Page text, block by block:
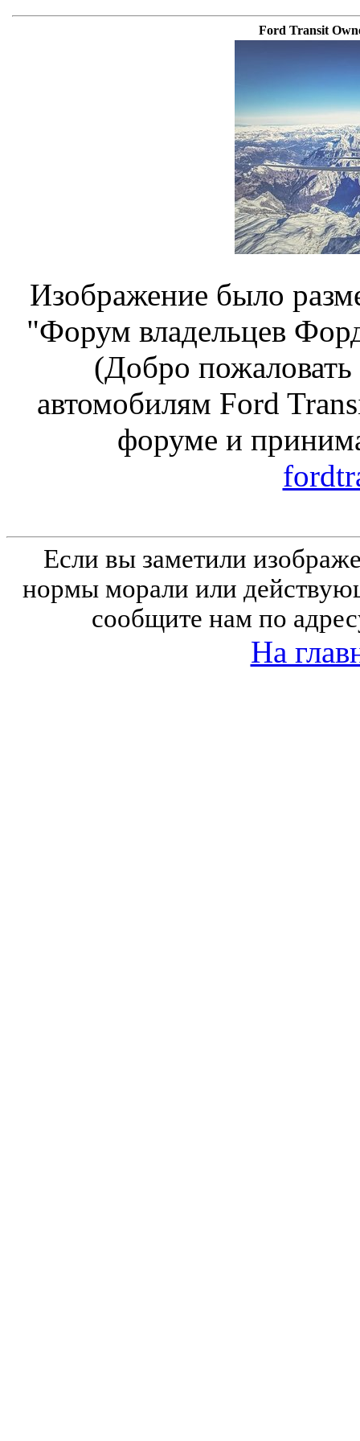
Ford Transit
Изображение было
"Форум владельцев
(Добро
автомобилям Ford
форуме и
Если вы заметили
нормы морали или
сообщите нам по
На